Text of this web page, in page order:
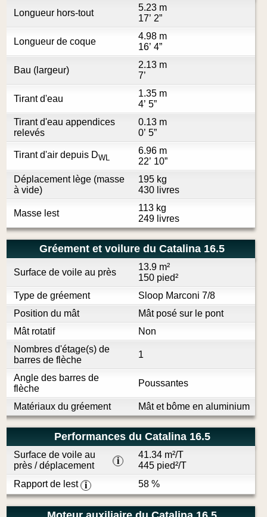
Longueur hors-tout
5.23 m
17’ 2”
Longueur de coque
4.98 m
16’ 4”
Bau (largeur)
2.13 m
7’
Tirant d'eau
1.35 m
4’ 5”
Tirant d'eau appendices
relevés
0.13 m
0’ 5”
Tirant d'air depuis DWL
6.96 m
22’ 10”
Déplacement lège (masse
à vide)
195 kg
430 livres
Masse lest
113 kg
249 livres
Gréement et voilure du Catalina 16.5
Surface de voile au près
13.9 m²
150 pied²
Type de gréement
Sloop Marconi 7/8
Position du mât
Mât posé sur le pont
Mât rotatif
Non
Nombres d'étage(s) de
barres de flèche
1
Angle des barres de
flèche
Poussantes
Matériaux du gréement Mât et bôme en aluminium
Performances du Catalina 16.5
Surface de voile au
près / déplacement
i
41.34 m²/T
445 pied²/T
Rapport de lest
i 58 %